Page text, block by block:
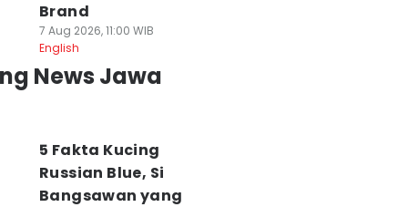
Brand
7 Aug 2026, 11:00 WIB
English
News Jawa
5 Fakta Kucing
Russian Blue, Si
Bangsawan yang